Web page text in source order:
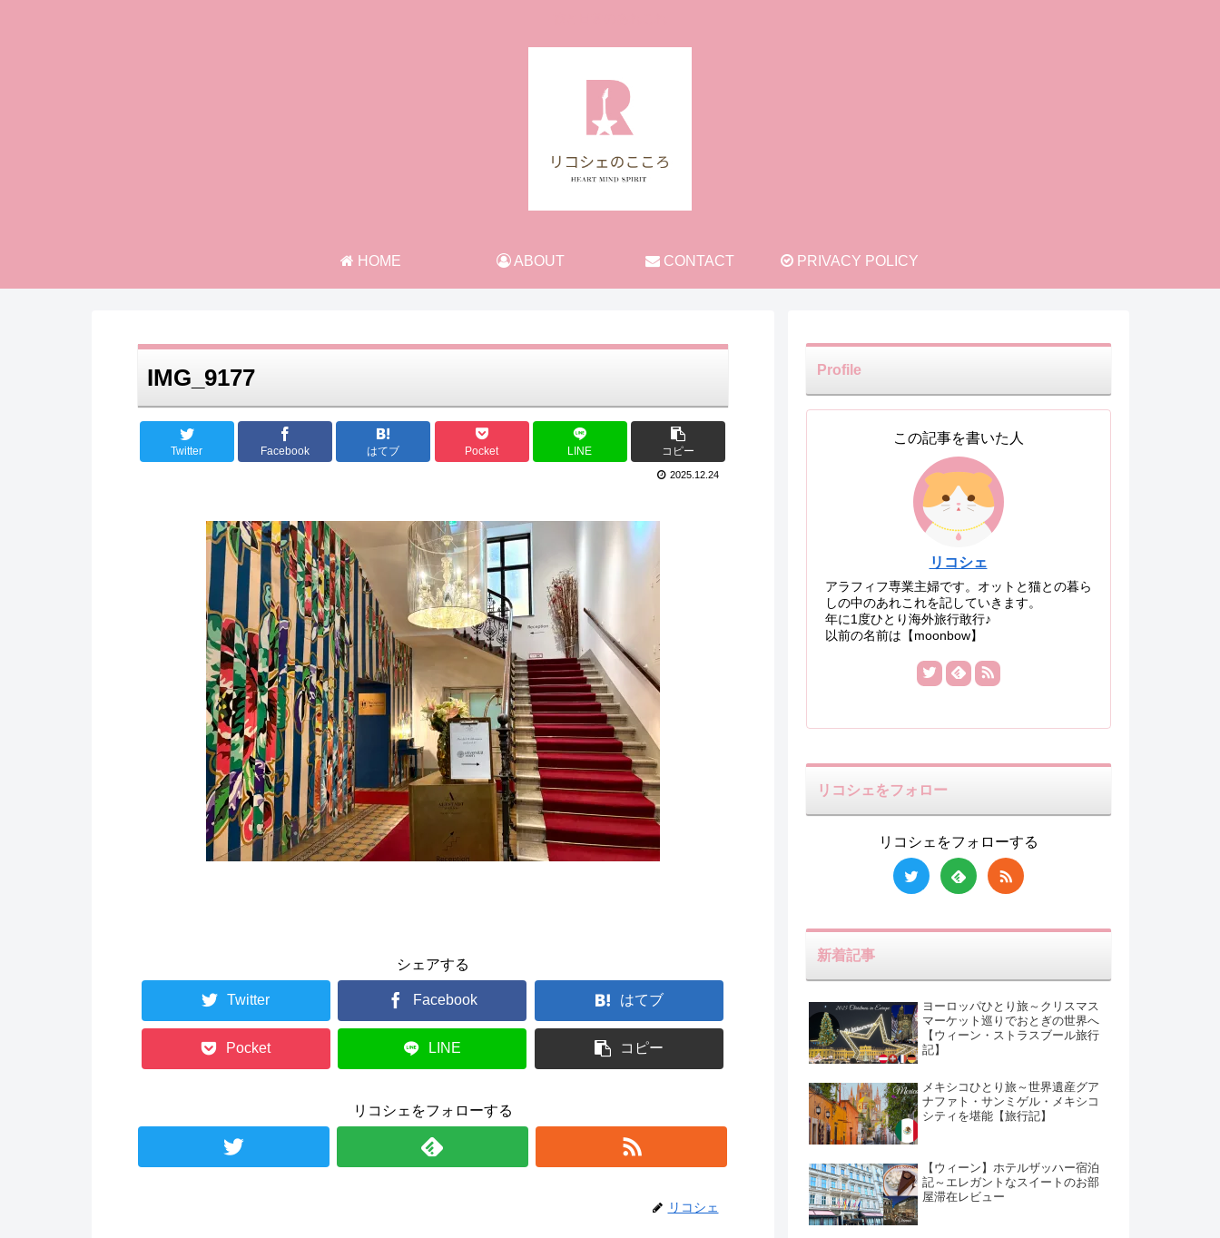
HOME ABOUT CONTACT PRIVACY POLICY
IMG_9177
Twitter Facebook はてブ Pocket LINE コピー
2025.12.24
シェアする
Twitter Facebook はてブ
Pocket LINE コピー
リコシェをフォローする
リコシェ
Profile
この記事を書いた人
リコシェ
アラフィフ専業主婦です。オットと猫との暮ら
しの中のあれこれを記していきます。
年に1度ひとり海外旅行敢行♪
以前の名前は【moonbow】
リコシェをフォロー
リコシェをフォローする
新着記事
ヨーロッパひとり旅～クリスマス
マーケット巡りでおとぎの世界へ
【ウィーン・ストラスブール旅行
記】
メキシコひとり旅～世界遺産グア
ナファト・サンミゲル・メキシコ
シティを堪能【旅行記】
【ウィーン】ホテルザッハー宿泊
記～エレガントなスイートのお部
屋滞在レビュー